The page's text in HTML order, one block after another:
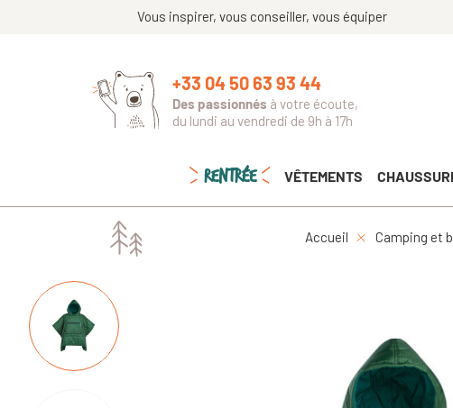
Vous inspirer, vous conseiller, vous équiper
+33 04 50 63 93 44
Des passionnés à votre écoute,
du lundi au vendredi de 9h à 17h
RENTRÉE VÊTEMENTS
Accueil Camping et